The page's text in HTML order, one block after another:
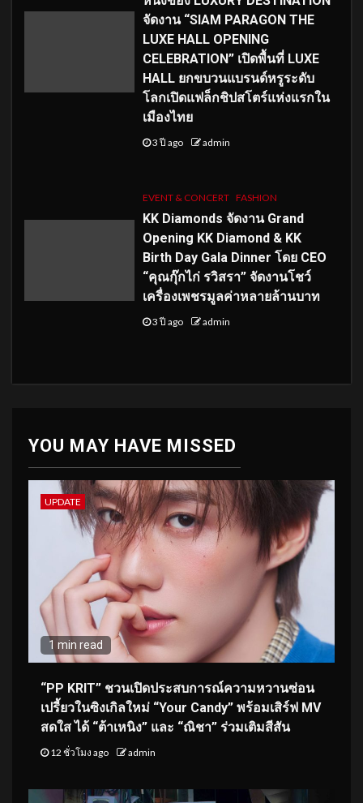
จัดงาน “SIAM PARAGON THE
LUXE HALL OPENING
CELEBRATION” เปิดพื้นที่ LUXE
HALL ยกขบวนแบรนด์หรูระดับ
โลกเปิดแฟล็กชิปสโตร์แห่งแรกใน
เมืองไทย
3 ปี ago admin
EVENT & CONCERT FASHION
KK Diamonds จัดงาน Grand
Opening KK Diamond & KK
Birth Day Gala Dinner โดย CEO
“คุณกุ๊กไก่ รวิสรา” จัดงานโชว์
เครื่องเพชรมูลค่าหลายล้านบาท
3 ปี ago admin
YOU MAY HAVE MISSED
UPDATE
1 min read
“PP KRIT” ชวนเปิดประสบการณ์ความหวานซ่อน
เปรี้ยวในซิงเกิลใหม่ “Your Candy” พร้อมเสิร์ฟ MV
สดใส ได้ “ต้าเหนิง” และ “ณิชา” ร่วมเติมสีสัน
12 ชั่วโมง ago admin